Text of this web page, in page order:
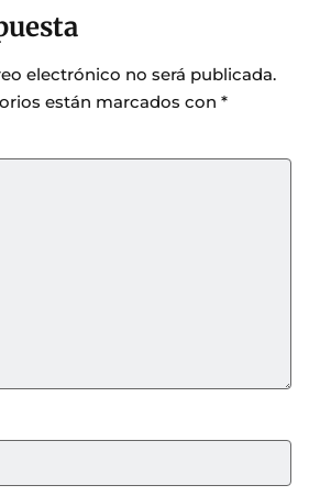
electrónico no será publicada.
están marcados con *